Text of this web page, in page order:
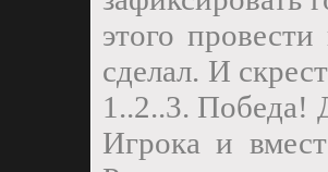
этого
сделал. И
1..2..3. Победа!
Игрока и